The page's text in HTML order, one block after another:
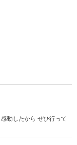
動したから ぜひ行って